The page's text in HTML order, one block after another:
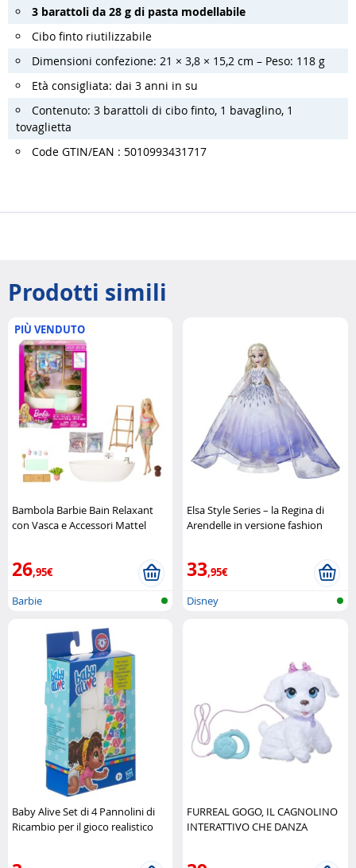
3 barattoli da 28 g di pasta modellabile
Cibo finto riutilizzabile
Dimensioni confezione: 21 × 3,8 × 15,2 cm – Peso: 118 g
Età consigliata: dai 3 anni in su
Contenuto: 3 barattoli di cibo finto, 1 bavaglino, 1
tovaglietta
Code GTIN/EAN : 5010993431717
Prodotti simili
PIÙ VENDUTO
Bambola Barbie Bain Relaxant
con Vasca e Accessori Mattel
26,95€
Barbie
Elsa Style Series – la Regina di
Arendelle in versione fashion
33,95€
Disney
Baby Alive Set di 4 Pannolini di
Ricambio per il gioco realistico
FURREAL GOGO, IL CAGNOLINO
INTERATTIVO CHE DANZA